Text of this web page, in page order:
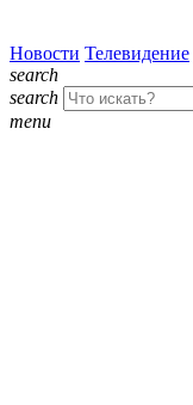
Новости Телевидение
search
search
menu